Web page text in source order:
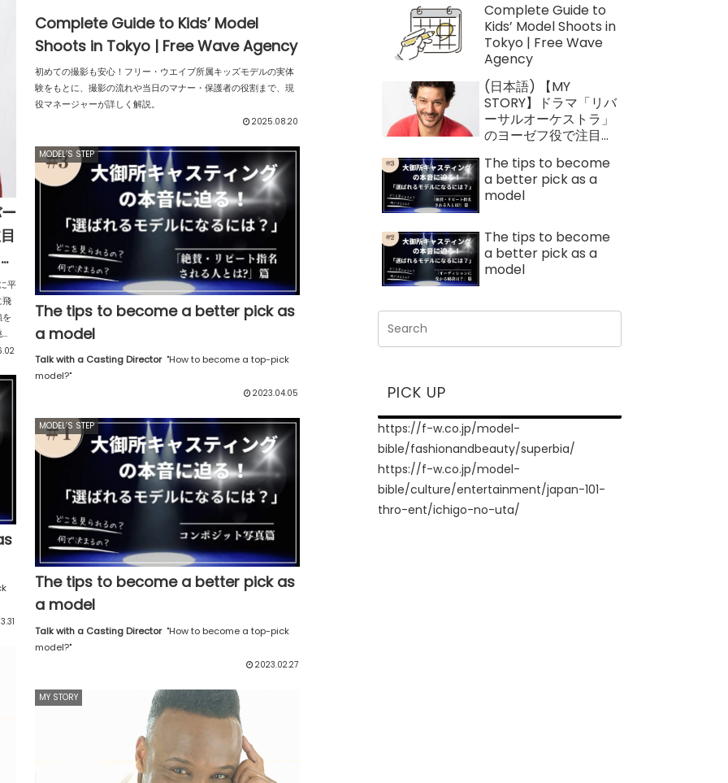
Complete Guide to Kids’ Model
Shoots in Tokyo | Free Wave Agency
初めての撮影も安心！フリー・ウエイブ所属キッズモデルの実体
験をもとに、撮影の流れや当日のマナー・保護者の役割まで、現
役マネージャーが詳しく解説。
2025.08.20
平
飛
日
MODEL’S STEP
The tips to become a better pick as
a model
Talk with a Casting Director "How to become a top-pick
model?"
2023.04.05
MODEL’S STEP
The tips to become a better pick as
a model
Talk with a Casting Director "How to become a top-pick
model?"
2023.02.27
MY STORY
t Included】
Complete Guide to
Kids’ Model Shoots in
Tokyo | Free Wave
Agency
(日本語) 【MY
STORY】ドラマ「リバ
ーサルオーケストラ」
のヨーゼフ役で注目を
優 ロイック・ガルニ
エ
The tips to become
a better pick as a
model
The tips to become
a better pick as a
model
PICK UP
https://f-w.co.jp/model-
bible/fashionandbeauty/superbia/
https://f-w.co.jp/model-
bible/culture/entertainment/japan-101-
thro-ent/ichigo-no-uta/